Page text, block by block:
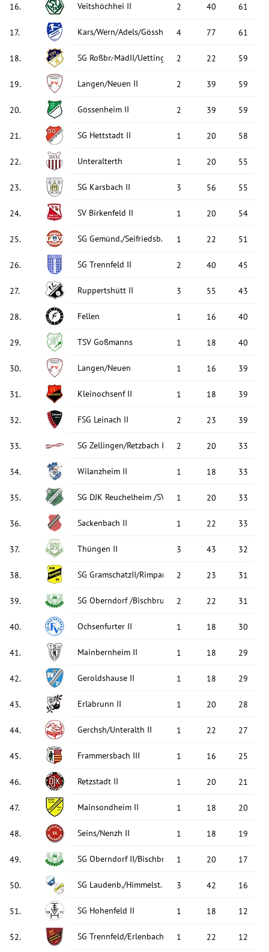
16. Veitshöchhei II 2 40 61
17. Kars/Wern/Adels/Gössh. II 4 77 61
18. SG Roßbr.-MädII/Uetting. III 2 22 59
19. Langen/Neuen II 2 39 59
20. Gössenheim II 2 39 59
21. SG Hettstadt II 1 20 58
22. Unteralterth 1 20 55
23. SG Karsbach II 3 56 55
24. SV Birkenfeld II 1 20 54
25. SG Gemünd./Seifriedsb. II 1 22 51
26. SG Trennfeld II 2 40 45
27. Ruppertshütt II 3 55 43
28. Fellen 1 16 40
29. TSV Goßmanns 1 18 40
30. Langen/Neuen 1 16 39
31. Kleinochsenf II 1 18 39
32. FSG Leinach II 2 23 39
33. SG Zellingen/Retzbach II 2 20 33
34. Wilanzheim II 1 18 33
35. SG DJK Reuchelheim /SV Heugrumbach
1 20 33
36. Sackenbach II 1 22 33
37. Thüngen II 3 43 32
38. SG GramschatzII/Rimpar III 2 23 31
39. SG Oberndorf /Bischbrunn II
2 22 31
40. Ochsenfurter II 1 18 30
41. Mainbernheim II 1 18 29
42. Geroldshause II 1 18 29
43. Erlabrunn II 1 20 28
44. Gerchsh/Unteralth II 1 22 27
45. Frammersbach III 1 16 25
46. Retzstadt II 1 20 21
47. Mainsondheim II 1 18 20
48. Seins/Nenzh II 1 18 19
49. SG Oberndorf II/Bischbrunn III
1 20 17
50. SG Laudenb./Himmelst. II 3 42 16
51. SG Hohenfeld II 1 18 12
52. SG Trennfeld/Erlenbach II 1 22 12